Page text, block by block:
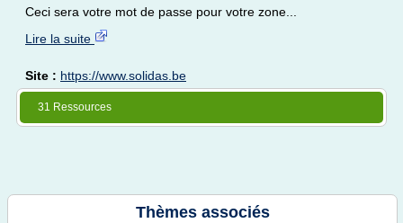
Ceci sera votre mot de passe pour votre zone...
Lire la suite
Site : https://www.solidas.be
31 Ressources
Thèmes associés